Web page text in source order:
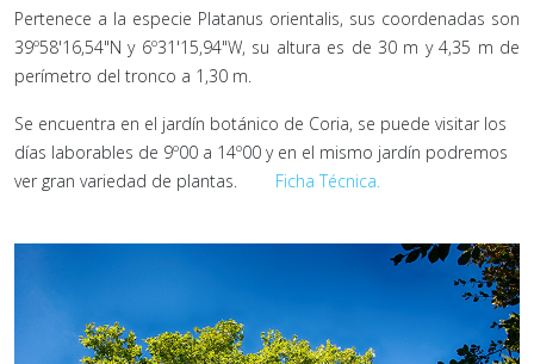
Pertenece a la especie Platanus orientalis, sus coordenadas son
39º58'16,54"N y 6º31'15,94"W, su altura es de 30 m y 4,35 m de
perímetro del tronco a 1,30 m.
Se encuentra en el jardín botánico de Coria, se puede visitar los
días laborables de 9º00 a 14º00 y en el mismo jardín podremos
ver gran variedad de plantas. Ficha Técnica.